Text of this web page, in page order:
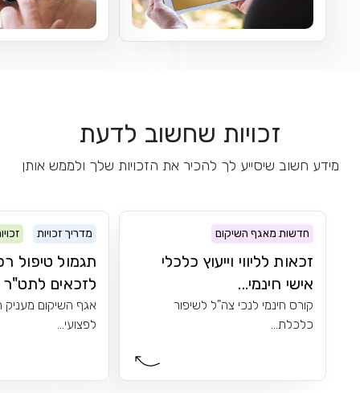
זכויות שחשוב לדעת
מידע חשוב שיסייע לך להכיר את הזכויות שלך ולממש אותן
חדשות מאגף השיקום
זכאות לליווי וייעוץ כלכלי
אישי חינמי...
קורס חינמי לנכי צה"ל לשיפור
כלכלת...
מדריך זכויות
תגמול טיפול
לזכאים לתט"ר
אגף השיקום מעניק
לפצועי...